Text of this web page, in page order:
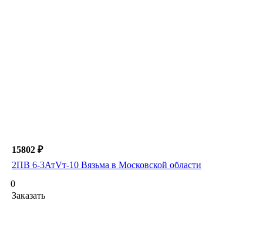
15802 ₽
2ПВ 6-3АтVт-10 Вязьма в Московской области
0
Заказать